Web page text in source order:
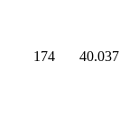
174 40.037